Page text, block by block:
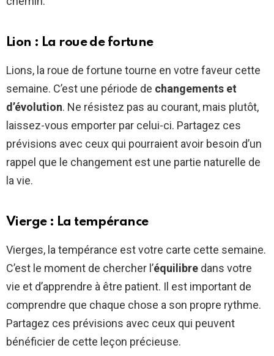
Lion : La roue de fortune
Lions, la roue de fortune tourne en votre faveur cette
semaine. C’est une période de changements et
d’évolution. Ne résistez pas au courant, mais plutôt,
laissez-vous emporter par celui-ci. Partagez ces
prévisions avec ceux qui pourraient avoir besoin d’un
rappel que le changement est une partie naturelle de
la vie.
Vierge : La tempérance
Vierges, la tempérance est votre carte cette semaine.
C’est le moment de chercher l’équilibre dans votre
vie et d’apprendre à être patient. Il est important de
comprendre que chaque chose a son propre rythme.
Partagez ces prévisions avec ceux qui peuvent
bénéficier de cette leçon précieuse.